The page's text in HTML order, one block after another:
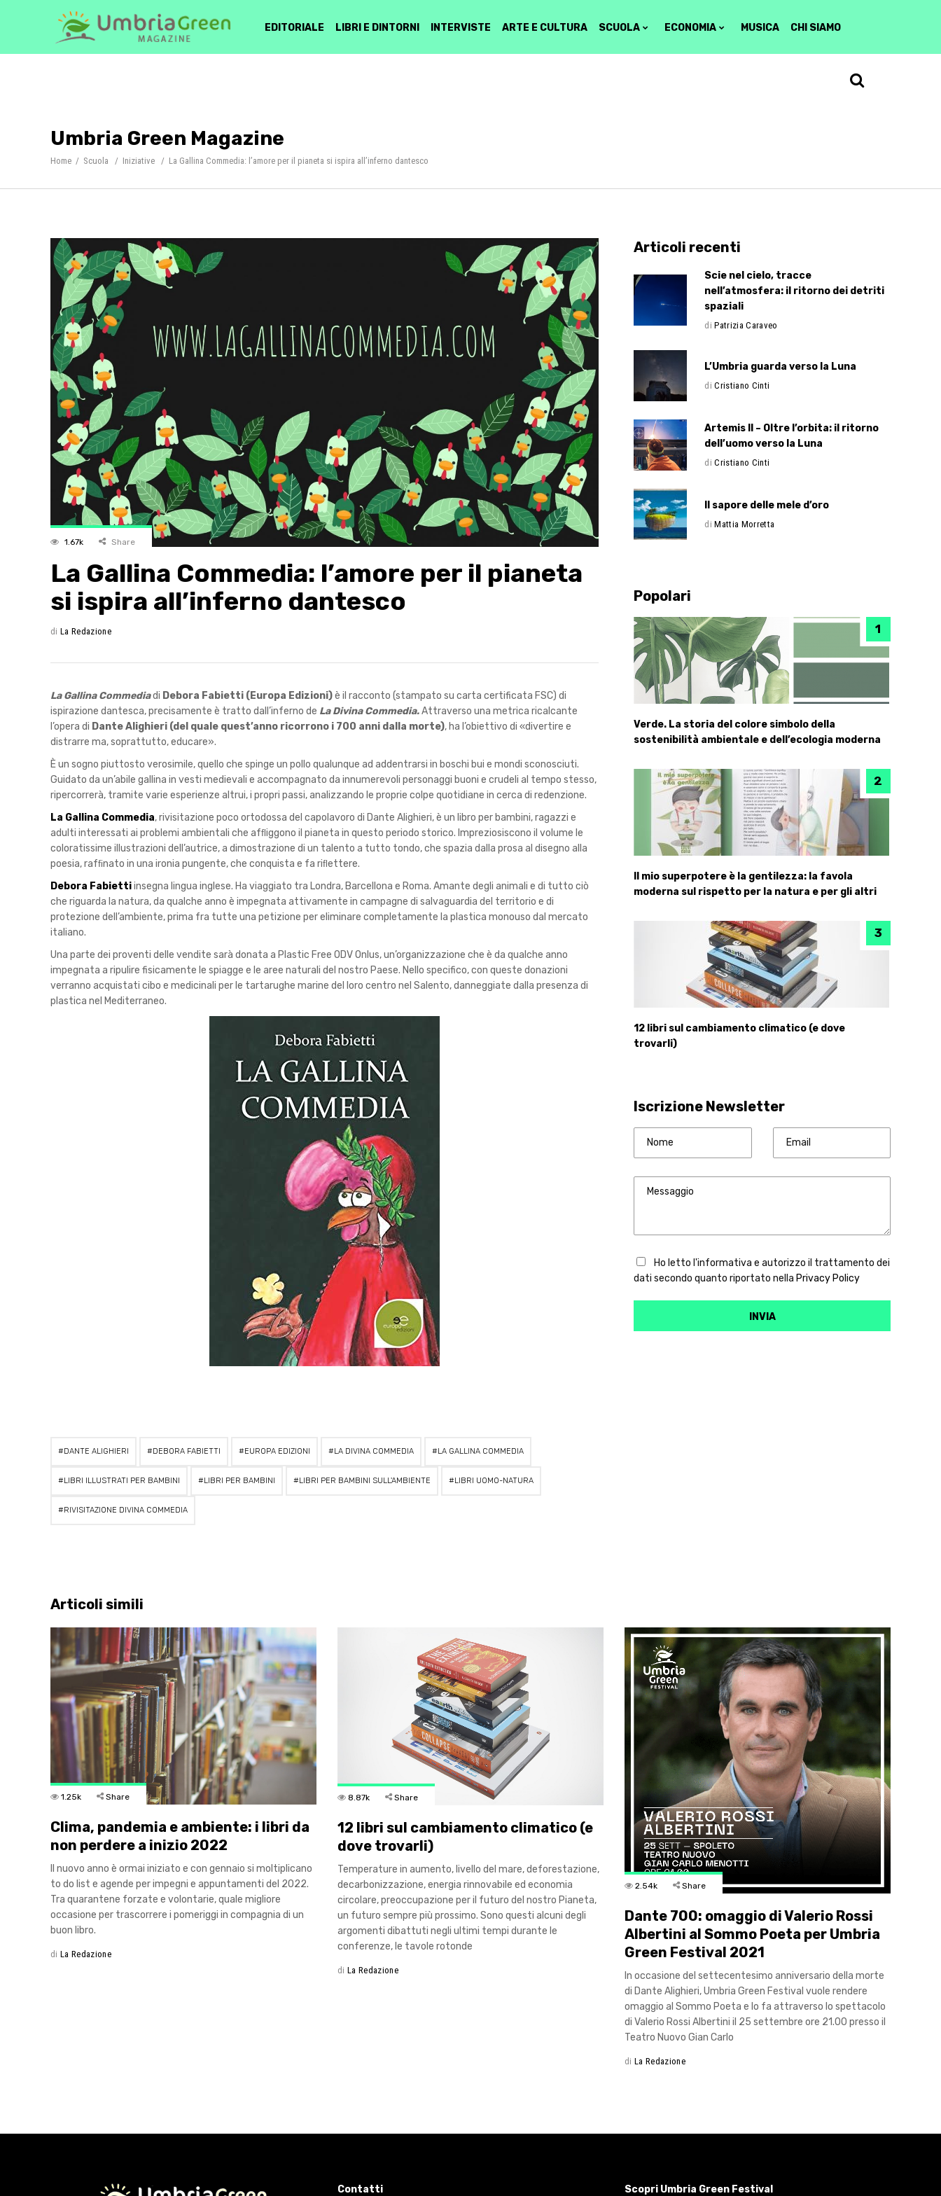
EDITORIALE LIBRI E DINTORNI INTERVISTE ARTE E CULTURA SCUOLA ECONOMIA MUSICA CHI SIAMO
Umbria Green Magazine
Home / Scuola / Iniziative / La Gallina Commedia: l’amore per il pianeta si ispira all’inferno dantesco
1.67k Share
La Gallina Commedia: l’amore per il pianeta
si ispira all’inferno dantesco
di La Redazione
La Gallina Commediadi Debora Fabietti (Europa Edizioni)è il racconto (stampato su carta certificata FSC) di
ispirazione dantesca, precisamente è tratto dall’inferno de La Divina Commedia.Attraverso una metrica ricalcante
l’opera di Dante Alighieri (del quale quest’anno ricorrono i 700 anni dalla morte), ha l’obiettivo di «divertire e
distrarre ma, soprattutto, educare».
È un sogno piuttosto verosimile, quello che spinge un pollo qualunque ad addentrarsi in boschi bui e mondi sconosciuti.
Guidato da un’abile gallina in vesti medievali e accompagnato da innumerevoli personaggi buoni e crudeli al tempo stesso,
ripercorrerà, tramite varie esperienze altrui, i propri passi, analizzando le proprie colpe quotidiane in cerca di redenzione.
La Gallina Commedia, rivisitazione poco ortodossa del capolavoro di Dante Alighieri, è un libro per bambini, ragazzi e
adulti interessati ai problemi ambientali che afﬂiggono il pianeta in questo periodo storico. Impreziosiscono il volume le
coloratissime illustrazioni dell’autrice, a dimostrazione di un talento a tutto tondo, che spazia dalla prosa al disegno alla
poesia, rafﬁnato in una ironia pungente, che conquista e fa riﬂettere.
Debora Fabiettiinsegna lingua inglese. Ha viaggiato tra Londra, Barcellona e Roma. Amante degli animali e di tutto ciò
che riguarda la natura, da qualche anno è impegnata attivamente in campagne di salvaguardia del territorio e di
protezione dell’ambiente, prima fra tutte una petizione per eliminare completamente la plastica monouso dal mercato
italiano.
Una parte dei proventi delle vendite sarà donata a Plastic Free ODV Onlus, un’organizzazione che è da qualche anno
impegnata a ripulire fisicamente le spiagge e le aree naturali del nostro Paese. Nello specifico, con queste donazioni
verranno acquistati cibo e medicinali per le tartarughe marine del loro centro nel Salento, danneggiate dalla presenza di
plastica nel Mediterraneo.
DANTE ALIGHIERI DEBORA FABIETTI EUROPA EDIZIONI LA DIVINA COMMEDIA LA GALLINA COMMEDIA
LIBRI ILLUSTRATI PER BAMBINI LIBRI PER BAMBINI LIBRI PER BAMBINI SULL'AMBIENTE LIBRI UOMO-NATURA
RIVISITAZIONE DIVINA COMMEDIA
Articoli recenti
Scie nel cielo, tracce
nell’atmosfera: il ritorno dei detriti
spaziali
diPatrizia Caraveo
L’Umbria guarda verso la Luna
diCristiano Cinti
Artemis II – Oltre l’orbita: il ritorno
dell’uomo verso la Luna
diCristiano Cinti
Il sapore delle mele d’oro
diMattia Morretta
Popolari
Verde. La storia del colore simbolo della
sostenibilità ambientale e dell’ecologia moderna
Il mio superpotere è la gentilezza: la favola
moderna sul rispetto per la natura e per gli altri
12 libri sul cambiamento climatico (e dove
trovarli)
Iscrizione Newsletter
Ho letto l'informativa e autorizzo il trattamento dei
dati secondo quanto riportato nella Privacy Policy
Articoli simili
1.25k Share
Clima, pandemia e ambiente: i libri da
non perdere a inizio 2022
Il nuovo anno è ormai iniziato e con gennaio si moltiplicano
to do list e agende per impegni e appuntamenti del 2022.
Tra quarantene forzate e volontarie, quale migliore
occasione per trascorrere i pomeriggi in compagnia di un
buon libro.
di La Redazione
8.87k Share
12 libri sul cambiamento climatico (e
dove trovarli)
Temperature in aumento, livello del mare, deforestazione,
decarbonizzazione, energia rinnovabile ed economia
circolare, preoccupazione per il futuro del nostro Pianeta,
un futuro sempre più prossimo. Sono questi alcuni degli
argomenti dibattuti negli ultimi tempi durante le
conferenze, le tavole rotonde
di La Redazione
2.54k Share
Dante 700: omaggio di Valerio Rossi
Albertini al Sommo Poeta per Umbria
Green Festival 2021
In occasione del settecentesimo anniversario della morte
di Dante Alighieri, Umbria Green Festival vuole rendere
omaggio al Sommo Poeta e lo fa attraverso lo spettacolo
di Valerio Rossi Albertini il 25 settembre ore 21.00 presso il
Teatro Nuovo Gian Carlo
di La Redazione
Contatti Scopri Umbria Green Festival